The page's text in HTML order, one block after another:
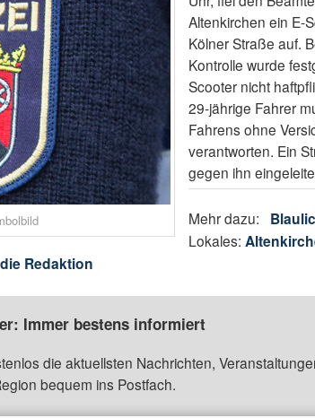
Altenkirchen ein E-
Kölner Straße auf.
Kontrolle wurde
Scooter nicht
29-jährige Fahrer
Fahrens ohne
verantworten. Ein
gegen ihn
Mehr dazu:
Lokales:
Redaktion
Immer bestens informiert
die aktuellsten Nachrichten,
bequem ins Postfach.